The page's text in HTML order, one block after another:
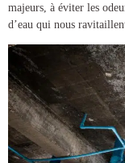
majeurs, à éviter les
d’eau qui nous